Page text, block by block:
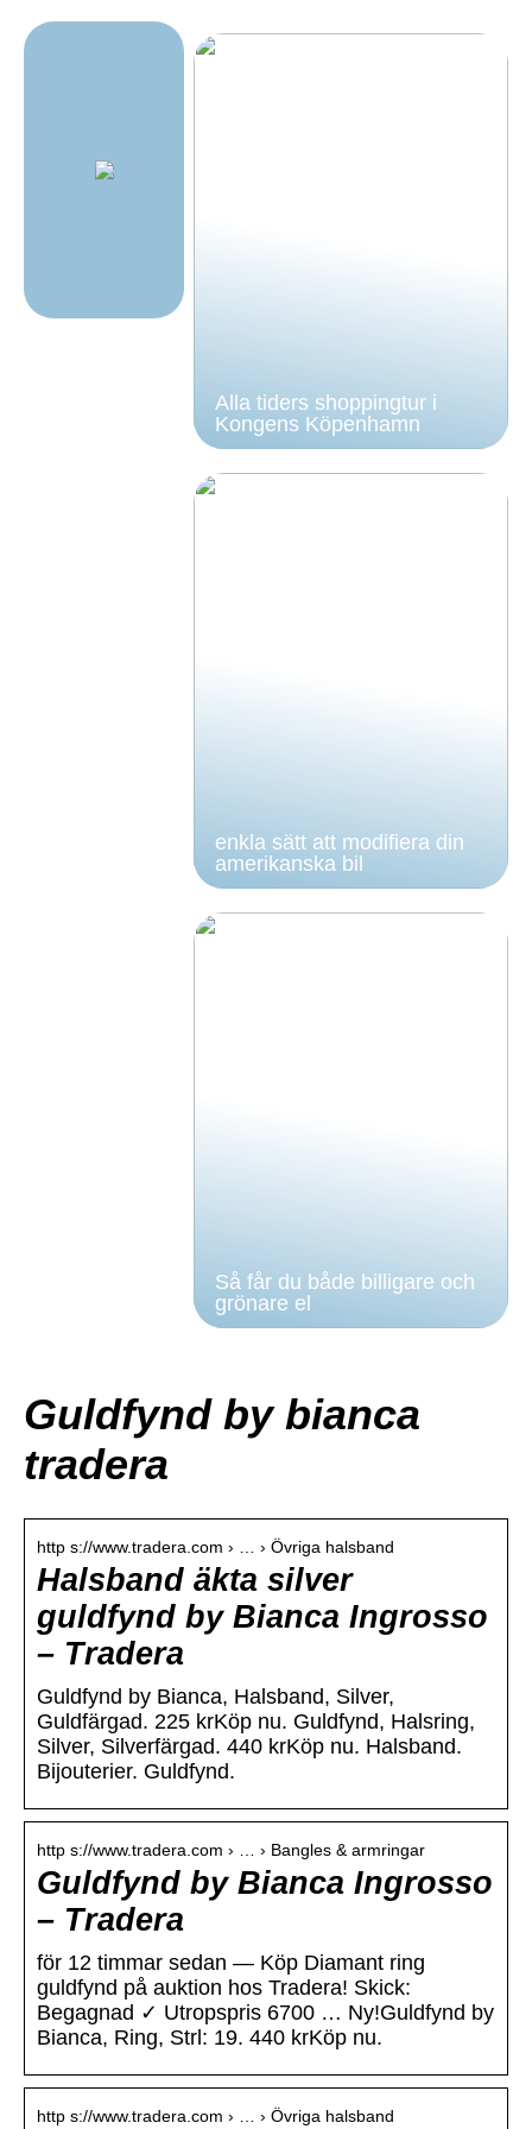
Alla tiders shoppingtur i
Kongens Köpenhamn
enkla sätt att modifiera din
amerikanska bil
Så får du både billigare och
grönare el
Guldfynd by bianca
tradera
http s://www.tradera.com › … › Övriga halsband
Halsband äkta silver
guldfynd by Bianca Ingrosso
– Tradera
Guldfynd by Bianca, Halsband, Silver,
Guldfärgad. 225 krKöp nu. Guldfynd, Halsring,
Silver, Silverfärgad. 440 krKöp nu. Halsband.
Bijouterier. Guldfynd.
http s://www.tradera.com › … › Bangles & armringar
Guldfynd by Bianca Ingrosso
– Tradera
för 12 timmar sedan — Köp Diamant ring
guldfynd på auktion hos Tradera! Skick:
Begagnad ✓ Utropspris 6700 … Ny!Guldfynd by
Bianca, Ring, Strl: 19. 440 krKöp nu.
http s://www.tradera.com › … › Övriga halsband